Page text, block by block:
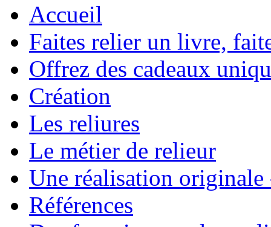
Accueil
Faites relier un livre,
Offrez des cadeaux
Création
Les reliures
Le métier de relieur
Une réalisation
Références